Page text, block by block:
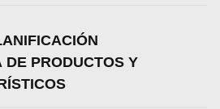
DE PRODUCTOS Y